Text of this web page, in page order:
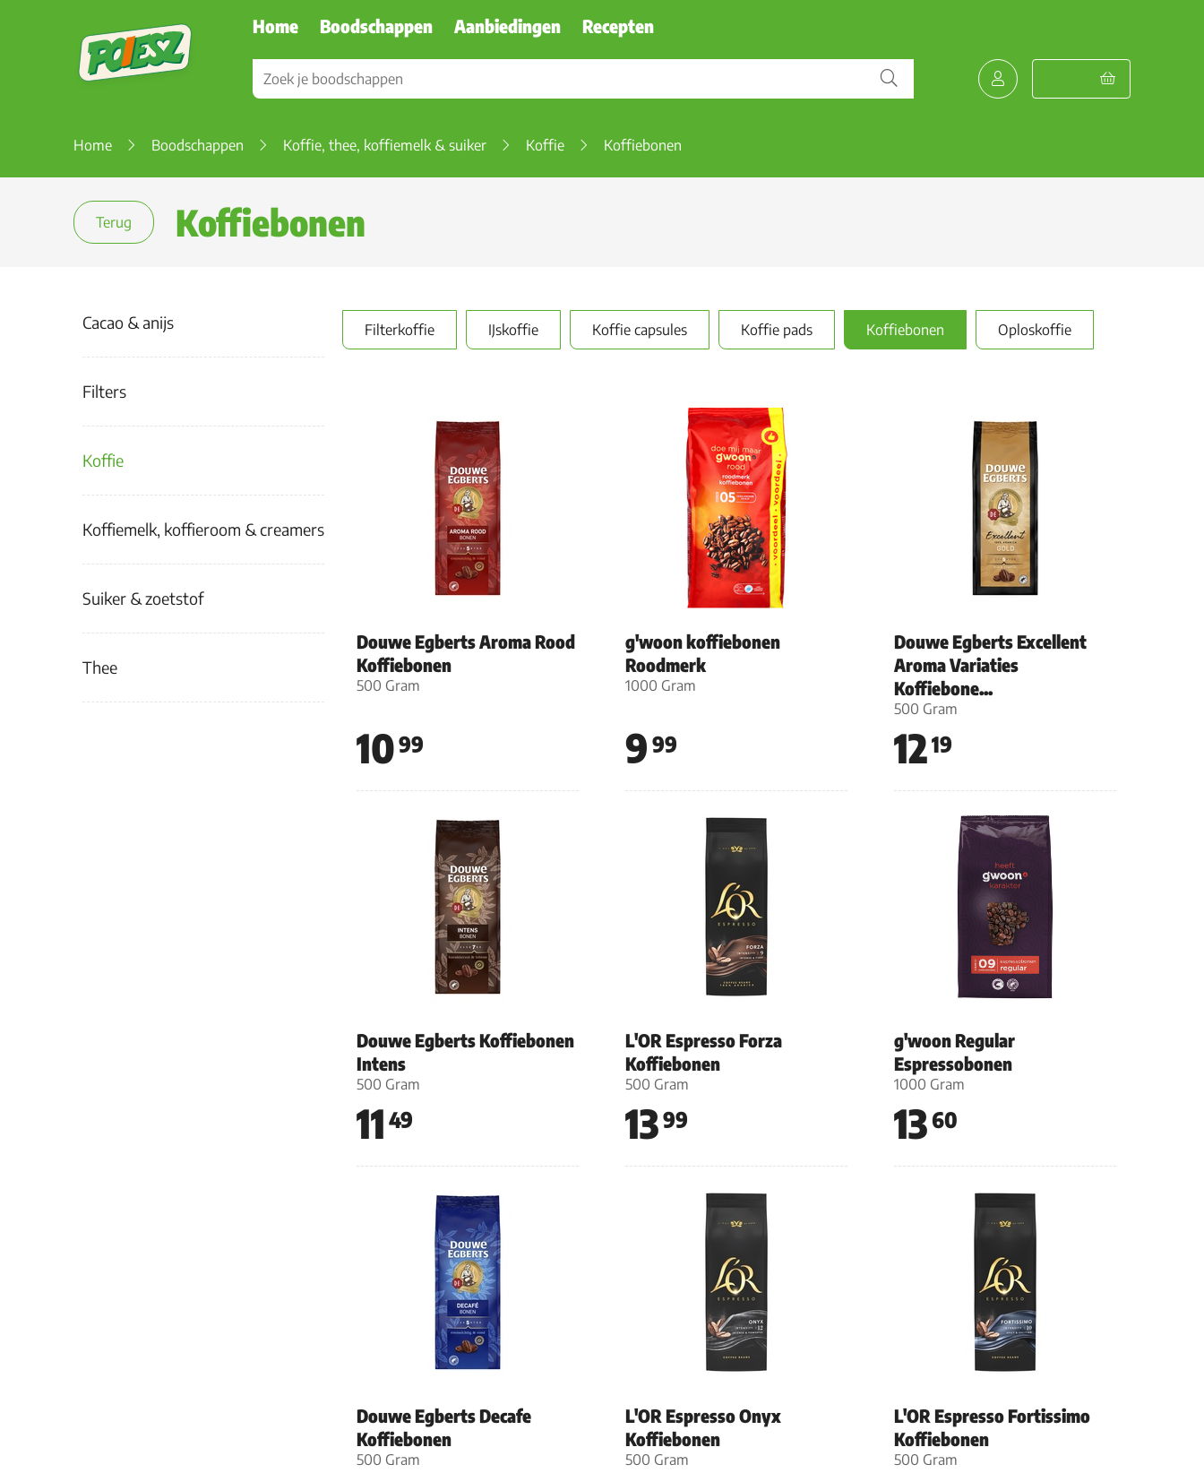
Home Boodschappen Aanbiedingen Recepten
Home Boodschappen Koffie, thee, koffiemelk & suiker Koffie Koffiebonen
Terug Koffiebonen
Cacao & anijs
Filters
Koffie
Koffiemelk, koffieroom & creamers
Suiker & zoetstof
Thee
Filterkoffie IJskoffie Koffie capsules Koffie pads Koffiebonen Oploskoffie
Douwe Egberts Aroma Rood
Koffiebonen
500 Gram
1099
g'woon koffiebonen
Roodmerk
1000 Gram
9 99
Douwe Egberts Excellent
Aroma Variaties
Koffiebone...
500 Gram
1219
Douwe Egberts Koffiebonen
Intens
500 Gram
11 49
L'OR Espresso Forza
Koffiebonen
500 Gram
1399
g'woon Regular
Espressobonen
1000 Gram
1360
Douwe Egberts Decafe
Koffiebonen
500 Gram
L'OR Espresso Onyx
Koffiebonen
500 Gram
L'OR Espresso Fortissimo
Koffiebonen
500 Gram